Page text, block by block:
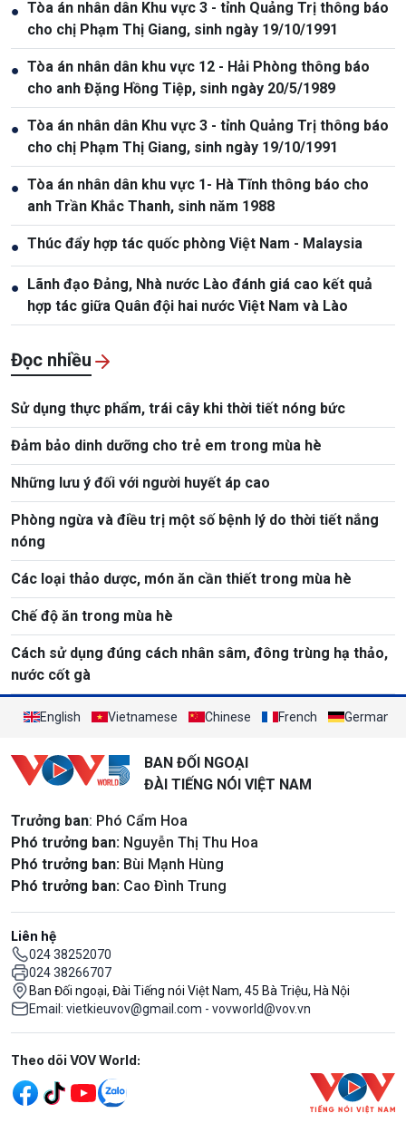
● Tòa án nhân dân Khu vực 3 - tỉnh Quảng Trị thông báo
cho chị Phạm Thị Giang, sinh ngày 19/10/1991
● Tòa án nhân dân khu vực 12 - Hải Phòng thông báo
cho anh Đặng Hồng Tiệp, sinh ngày 20/5/1989
● Tòa án nhân dân Khu vực 3 - tỉnh Quảng Trị thông báo
cho chị Phạm Thị Giang, sinh ngày 19/10/1991
● Tòa án nhân dân khu vực 1- Hà Tĩnh thông báo cho
anh Trần Khắc Thanh, sinh năm 1988
● Thúc đẩy hợp tác quốc phòng Việt Nam - Malaysia
● Lãnh đạo Đảng, Nhà nước Lào đánh giá cao kết quả
hợp tác giữa Quân đội hai nước Việt Nam và Lào
Đọc nhiều
Sử dụng thực phẩm, trái cây khi thời tiết nóng bức
Đảm bảo dinh dưỡng cho trẻ em trong mùa hè
Những lưu ý đối với người huyết áp cao
Phòng ngừa và điều trị một số bệnh lý do thời tiết nắng
nóng
Các loại thảo dược, món ăn cần thiết trong mùa hè
Chế độ ăn trong mùa hè
Cách sử dụng đúng cách nhân sâm, đông trùng hạ thảo,
nước cốt gà
English Vietnamese Chinese French German
BAN ĐỐI NGOẠI
ĐÀI TIẾNG NÓI VIỆT NAM
Trưởng ban: Phó Cẩm Hoa
Phó trưởng ban: Nguyễn Thị Thu Hoa
Phó trưởng ban: Bùi Mạnh Hùng
Phó trưởng ban: Cao Đình Trung
Liên hệ
024 38252070
024 38266707
Ban Đối ngoại, Đài Tiếng nói Việt Nam, 45 Bà Triệu, Hà Nội
Email: vietkieuvov@gmail.com - vovworld@vov.vn
Mạng xã hội
Theo dõi VOV World: